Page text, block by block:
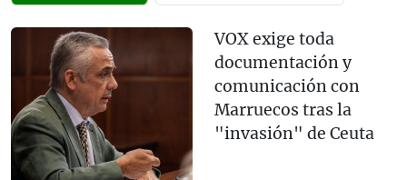
VOX exige toda
documentación y
comunicación con
Marruecos tras la
"invasión" de Ceuta